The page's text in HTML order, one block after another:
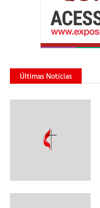
Últimas Notícias